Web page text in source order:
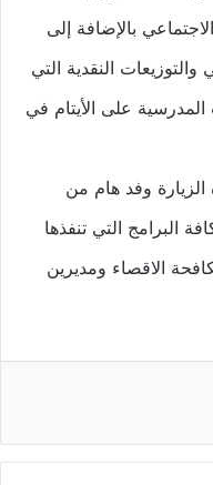
بالإضافة إلى
النقدية التي
المدرسية على الأيتام في
وفد هام من
التي تنفذها
الاقصاء ومديرين